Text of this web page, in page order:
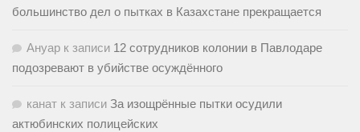
большинство дел о пытках в Казахстане прекращается
Ануар к записи 12 сотрудников колонии в Павлодаре
подозревают в убийстве осуждённого
канат к записи За изощрённые пытки осудили
актюбинских полицейских